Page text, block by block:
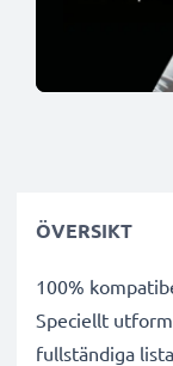
ÖVERSIKT
100%
Speciellt
fullständiga